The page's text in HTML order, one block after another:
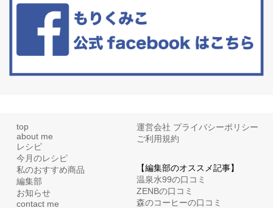
リーブオイルorごま油をたらす。&n...
top
about me
レシピ
今月のレシピ
私のおすすめ商品
編集部
お知らせ
contact me
運営会社 プライバシーポリシー
ご利用規約
【編集部のオススメ記事】
温泉水99の口コミ
ZENBの口コミ
森のコーヒーの口コミ